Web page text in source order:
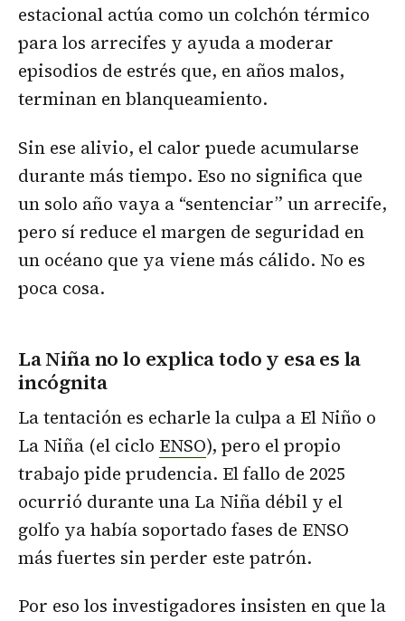
estacional actúa como un colchón térmico
para los arrecifes y ayuda a moderar
episodios de estrés que, en años malos,
terminan en blanqueamiento.
Sin ese alivio, el calor puede acumularse
durante más tiempo. Eso no significa que
un solo año vaya a “sentenciar” un arrecife,
pero sí reduce el margen de seguridad en
un océano que ya viene más cálido. No es
poca cosa.
La Niña no lo explica todo y esa es la
incógnita
La tentación es echarle la culpa a El Niño o
La Niña (el ciclo ENSO), pero el propio
trabajo pide prudencia. El fallo de 2025
ocurrió durante una La Niña débil y el
golfo ya había soportado fases de ENSO
más fuertes sin perder este patrón.
Por eso los investigadores insisten en que la